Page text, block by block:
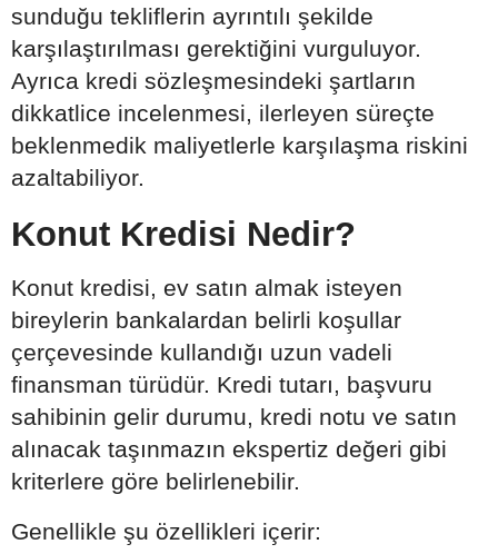
sunduğu tekliflerin ayrıntılı şekilde
karşılaştırılması gerektiğini vurguluyor.
Ayrıca kredi sözleşmesindeki şartların
dikkatlice incelenmesi, ilerleyen süreçte
beklenmedik maliyetlerle karşılaşma riskini
azaltabiliyor.
Konut Kredisi Nedir?
Konut kredisi, ev satın almak isteyen
bireylerin bankalardan belirli koşullar
çerçevesinde kullandığı uzun vadeli
finansman türüdür. Kredi tutarı, başvuru
sahibinin gelir durumu, kredi notu ve satın
alınacak taşınmazın ekspertiz değeri gibi
kriterlere göre belirlenebilir.
Genellikle şu özellikleri içerir: